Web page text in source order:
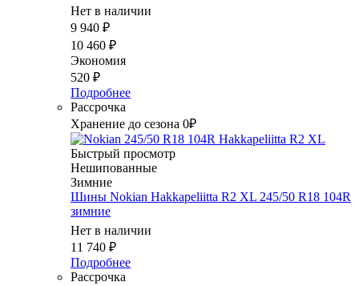
Нет в наличии
9 940 ₽
10 460 ₽
Экономия
520 ₽
Подробнее
Рассрочка
Хранение до сезона 0₽
Быстрый просмотр
Нешипованные
Зимние
Шины Nokian Hakkapeliitta R2 XL 245/50 R18 104R
зимние
Нет в наличии
11 740 ₽
Подробнее
Рассрочка